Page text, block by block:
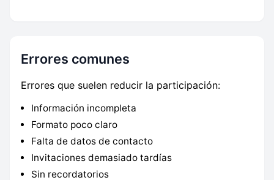
Errores comunes
Errores que suelen reducir la participación:
Información incompleta
Formato poco claro
Falta de datos de contacto
Invitaciones demasiado tardías
Sin recordatorios